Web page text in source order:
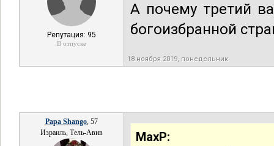
Репутация: 95
В отпуске
А почему третий
богоизбранной
18 ноября 2019, понедельник
Papa Shango, 57
Израиль, Тель-Авив
MaxP: